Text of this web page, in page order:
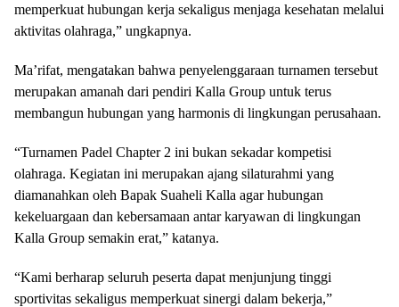
memperkuat hubungan kerja sekaligus menjaga kesehatan melalui
aktivitas olahraga,” ungkapnya.
Ma’rifat, mengatakan bahwa penyelenggaraan turnamen tersebut
merupakan amanah dari pendiri Kalla Group untuk terus
membangun hubungan yang harmonis di lingkungan perusahaan.
“Turnamen Padel Chapter 2 ini bukan sekadar kompetisi
olahraga. Kegiatan ini merupakan ajang silaturahmi yang
diamanahkan oleh Bapak Suaheli Kalla agar hubungan
kekeluargaan dan kebersamaan antar karyawan di lingkungan
Kalla Group semakin erat,” katanya.
“Kami berharap seluruh peserta dapat menjunjung tinggi
sportivitas sekaligus memperkuat sinergi dalam bekerja,”